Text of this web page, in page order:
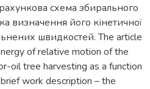
схема збирального
визначення його кінетичної
швидкостей. The article
of relative motion of the
oil tree harvesting as a function
work description – the